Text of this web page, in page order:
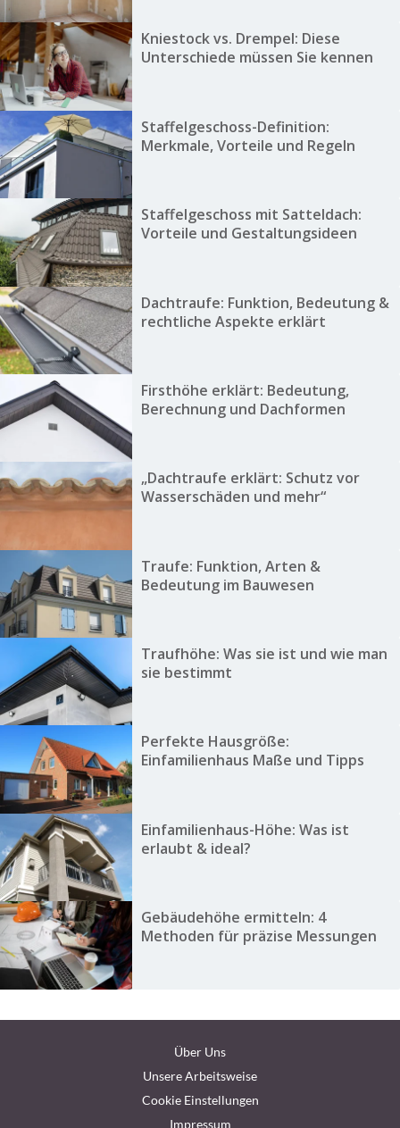
Kniestock vs. Drempel: Diese
Unterschiede müssen Sie kennen
Staffelgeschoss-Definition:
Merkmale, Vorteile und Regeln
Staffelgeschoss mit Satteldach:
Vorteile und Gestaltungsideen
Dachtraufe: Funktion, Bedeutung &
rechtliche Aspekte erklärt
Firsthöhe erklärt: Bedeutung,
Berechnung und Dachformen
„Dachtraufe erklärt: Schutz vor
Wasserschäden und mehr“
Traufe: Funktion, Arten &
Bedeutung im Bauwesen
Traufhöhe: Was sie ist und wie man
sie bestimmt
Perfekte Hausgröße:
Einfamilienhaus Maße und Tipps
Einfamilienhaus-Höhe: Was ist
erlaubt & ideal?
Gebäudehöhe ermitteln: 4
Methoden für präzise Messungen
Über Uns
Unsere Arbeitsweise
Cookie Einstellungen
Impressum